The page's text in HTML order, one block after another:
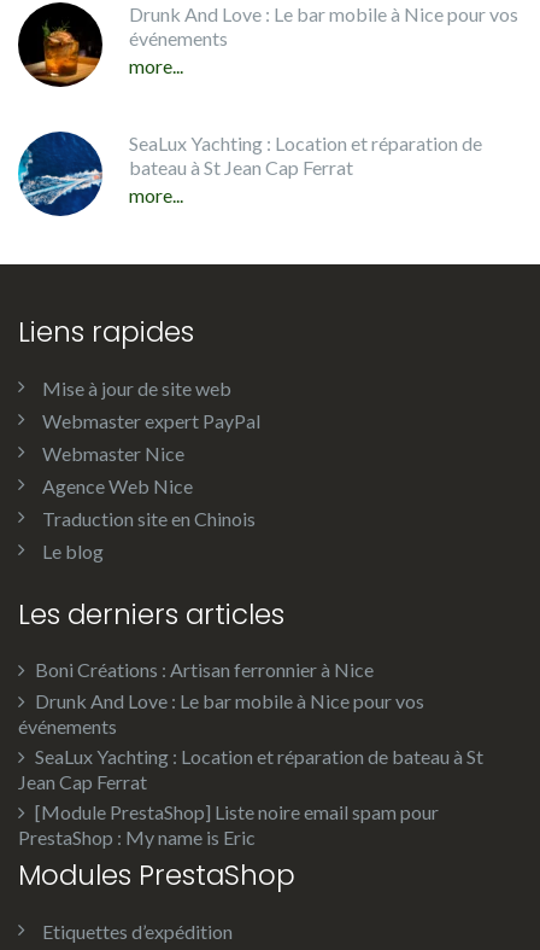
Drunk And Love : Le bar mobile à Nice pour vos
événements
more...
SeaLux Yachting : Location et réparation de
bateau à St Jean Cap Ferrat
more...
Liens rapides
Mise à jour de site web
Webmaster expert PayPal
Webmaster Nice
Agence Web Nice
Traduction site en Chinois
Le blog
Les derniers articles
Boni Créations : Artisan ferronnier à Nice
Drunk And Love : Le bar mobile à Nice pour vos
événements
SeaLux Yachting : Location et réparation de bateau à St
Jean Cap Ferrat
[Module PrestaShop] Liste noire email spam pour
PrestaShop : My name is Eric
Modules PrestaShop
Etiquettes d’expédition